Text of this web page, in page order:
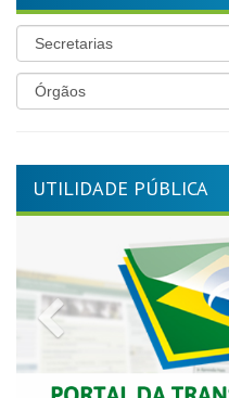
UTILIDADE PÚBLICA
Previous